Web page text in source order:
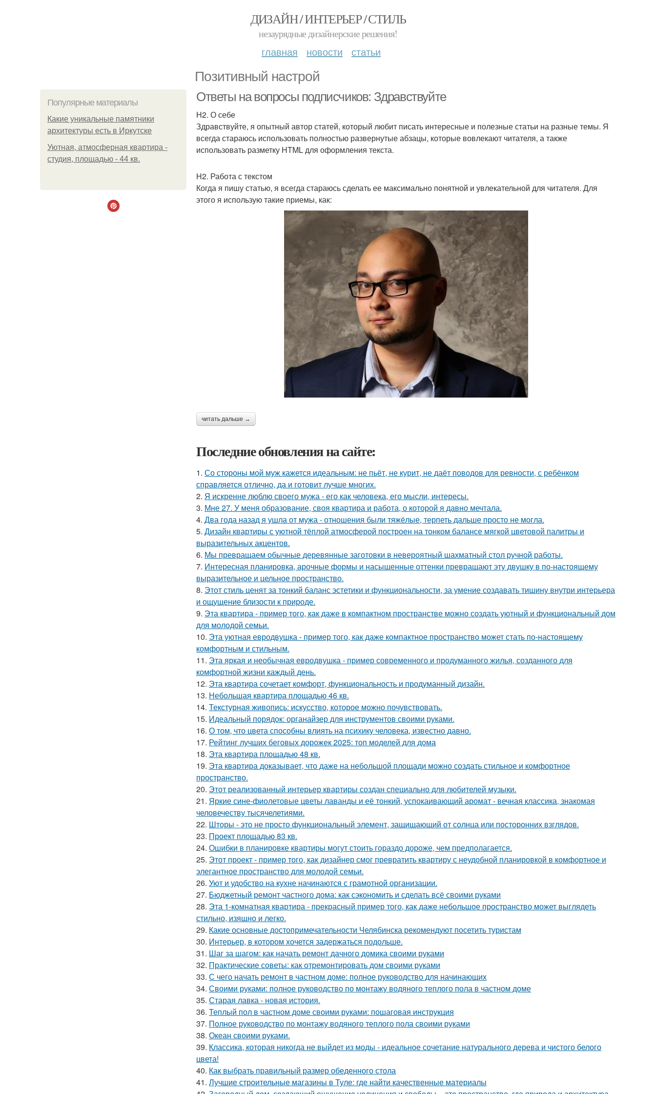
ДИЗАЙН / ИНТЕРЬЕР / СТИЛЬ
незаурядные дизайнерские решения!
главная новости статьи
Позитивный настрой
Популярные материалы
Какие уникальные памятники
архитектуры есть в Иркутске
Уютная, атмосферная квартира -
студия, площадью - 44 кв.
Ответы на вопросы подписчиков: Здравствуйте
H2. О себе
Здравствуйте, я опытный автор статей, который любит писать интересные и полезные статьи на разные темы. Я
всегда стараюсь использовать полностью развернутые абзацы, которые вовлекают читателя, а также
использовать разметку HTML для оформления текста.
H2. Работа с текстом
Когда я пишу статью, я всегда стараюсь сделать ее максимально понятной и увлекательной для читателя. Для
этого я использую такие приемы, как:
читать дальше →
Последние обновления на сайте:
1. Со стороны мой муж кажется идеальным: не пьёт, не курит, не даёт поводов для ревности, с ребёнком
справляется отлично, да и готовит лучше многих.
2. Я искренне люблю своего мужа - его как человека, его мысли, интересы.
3. Мне 27. У меня образование, своя квартира и работа, о которой я давно мечтала.
4. Два года назад я ушла от мужа - отношения были тяжёлые, терпеть дальше просто не могла.
5. Дизайн квартиры с уютной тёплой атмосферой построен на тонком балансе мягкой цветовой палитры и
выразительных акцентов.
6. Мы превращаем обычные деревянные заготовки в невероятный шахматный стол ручной работы.
7. Интересная планировка, арочные формы и насыщенные оттенки превращают эту двушку в по-настоящему
выразительное и цельное пространство.
8. Этот стиль ценят за тонкий баланс эстетики и функциональности, за умение создавать тишину внутри интерьера
и ощущение близости к природе.
9. Эта квартира - пример того, как даже в компактном пространстве можно создать уютный и функциональный дом
для молодой семьи.
10. Эта уютная евродвушка - пример того, как даже компактное пространство может стать по-настоящему
комфортным и стильным.
11. Эта яркая и необычная евродвушка - пример современного и продуманного жилья, созданного для
комфортной жизни каждый день.
12. Эта квартира сочетает комфорт, функциональность и продуманный дизайн.
13. Небольшая квартира площадью 46 кв.
14. Текстурная живопись: искусство, которое можно почувствовать.
15. Идеальный порядок: органайзер для инструментов своими руками.
16. О том, что цвета способны влиять на психику человека, известно давно.
17. Рейтинг лучших беговых дорожек 2025: топ моделей для дома
18. Эта квартира площадью 48 кв.
19. Эта квартира доказывает, что даже на небольшой площади можно создать стильное и комфортное
пространство.
20. Этот реализованный интерьер квартиры создан специально для любителей музыки.
21. Яркие сине-фиолетовые цветы лаванды и её тонкий, успокаивающий аромат - вечная классика, знакомая
человечеству тысячелетиями.
22. Шторы - это не просто функциональный элемент, защищающий от солнца или посторонних взглядов.
23. Проект площадью 83 кв.
24. Ошибки в планировке квартиры могут стоить гораздо дороже, чем предполагается.
25. Этот проект - пример того, как дизайнер смог превратить квартиру с неудобной планировкой в комфортное и
элегантное пространство для молодой семьи.
26. Уют и удобство на кухне начинаются с грамотной организации.
27. Бюджетный ремонт частного дома: как сэкономить и сделать всё своими руками
28. Эта 1-комнатная квартира - прекрасный пример того, как даже небольшое пространство может выглядеть
стильно, изящно и легко.
29. Какие основные достопримечательности Челябинска рекомендуют посетить туристам
30. Интерьер, в котором хочется задержаться подольше.
31. Шаг за шагом: как начать ремонт дачного домика своими руками
32. Практические советы: как отремонтировать дом своими руками
33. С чего начать ремонт в частном доме: полное руководство для начинающих
34. Своими руками: полное руководство по монтажу водяного теплого пола в частном доме
35. Старая лавка - новая история.
36. Теплый пол в частном доме своими руками: пошаговая инструкция
37. Полное руководство по монтажу водяного теплого пола своими руками
38. Океан своими руками.
39. Классика, которая никогда не выйдет из моды - идеальное сочетание натурального дерева и чистого белого
цвета!
40. Как выбрать правильный размер обеденного стола
41. Лучшие строительные магазины в Туле: где найти качественные материалы